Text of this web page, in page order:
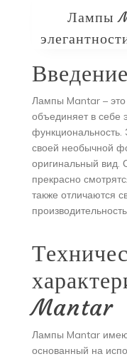
Лампы
Введение
Лампы Mantar – это
объединяет в себе
своей необычной
оригинальный вид.
прекрасно
также отличаются
Mantar
Лампы Mantar
основанный на